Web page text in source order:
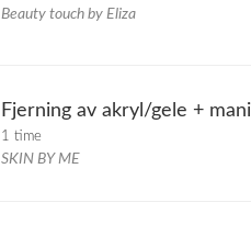
Beauty touch by Eliza
Fjerning av akryl/gele +
1 time
SKIN BY ME